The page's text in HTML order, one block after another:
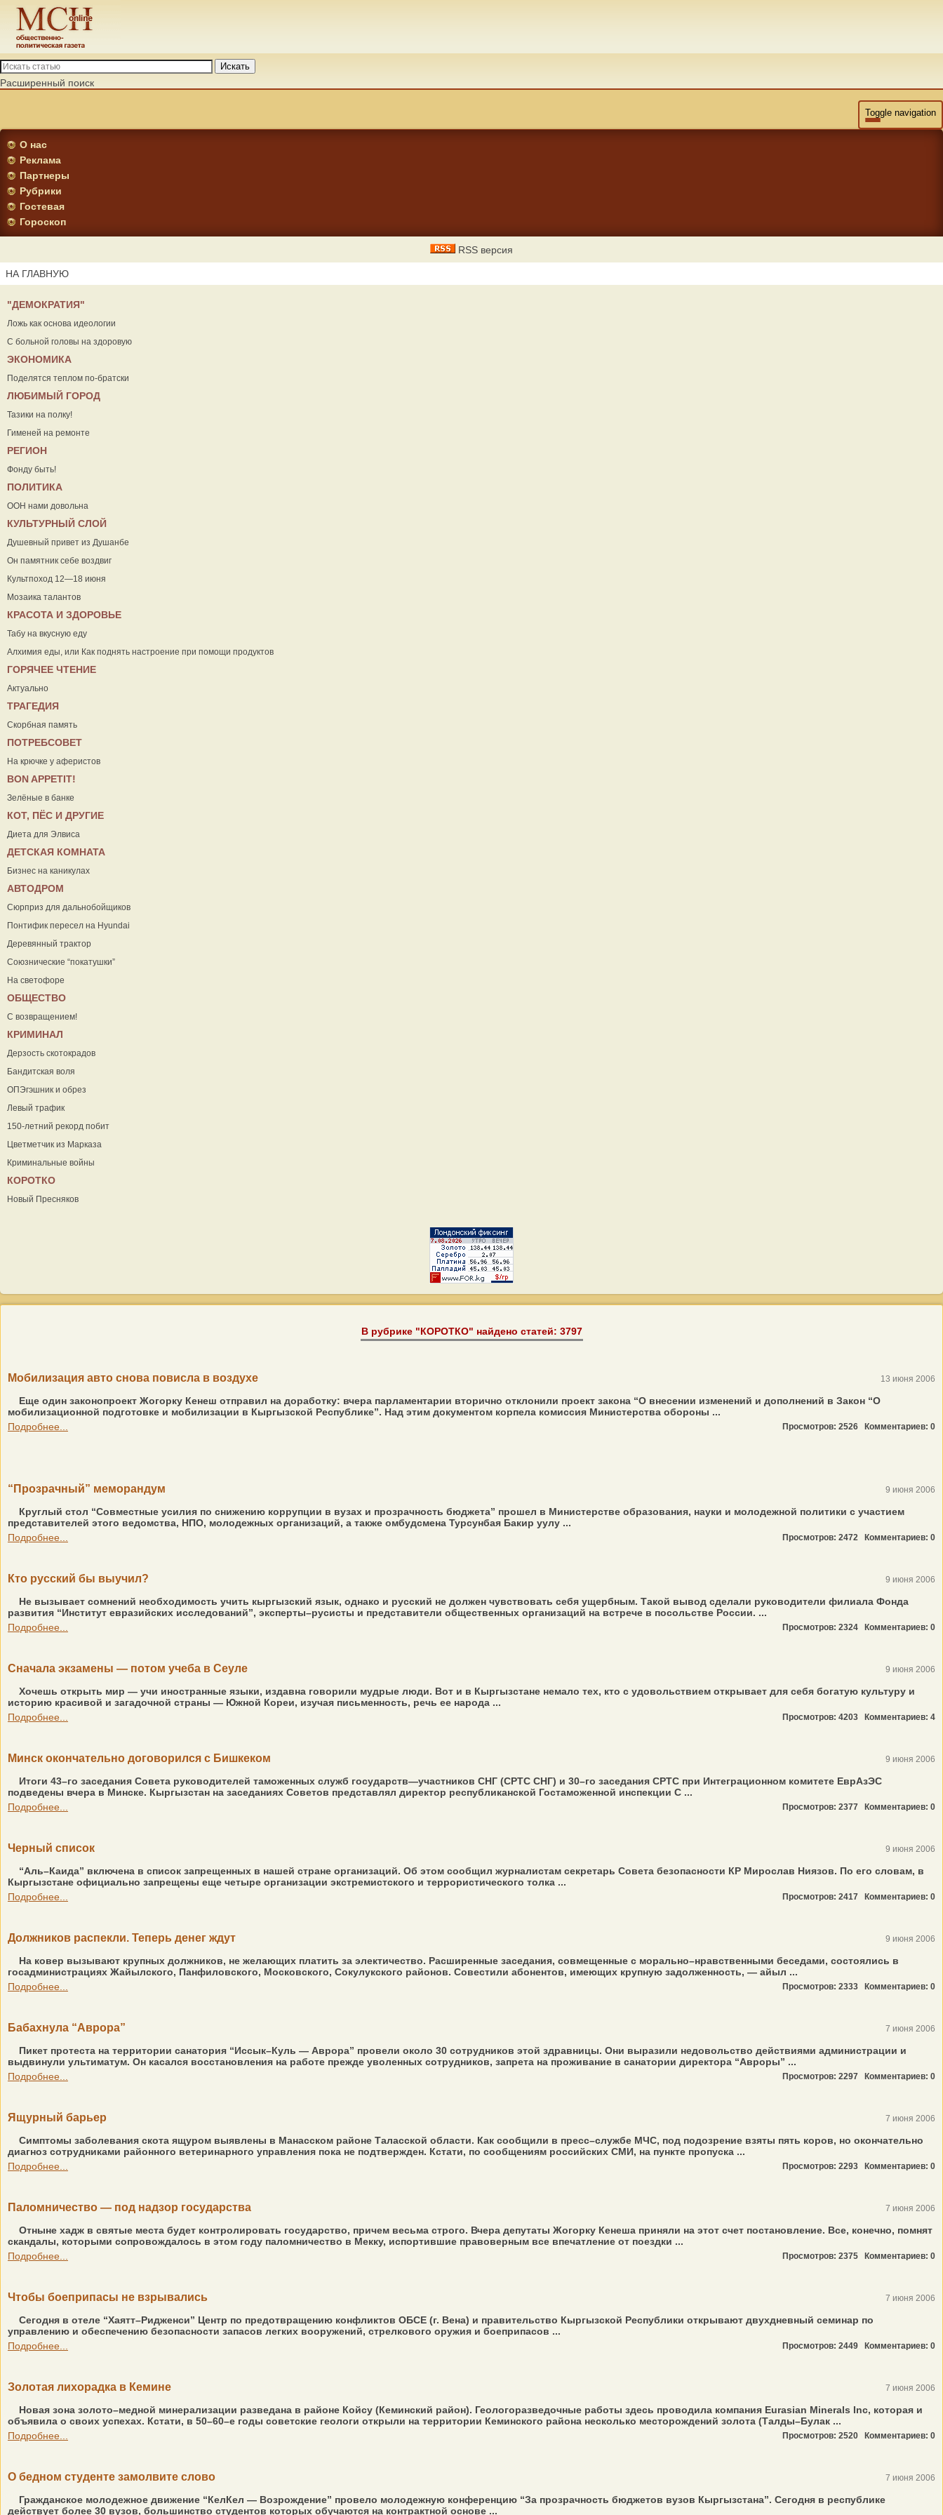
Искать
Расширенный поиск
Toggle navigation
О нас
Реклама
Партнеры
Рубрики
Гостевая
Гороскоп
RSS версия
НА ГЛАВНУЮ
"ДЕМОКРАТИЯ"
Ложь как основа идеологии
С больной головы на здоровую
ЭКОНОМИКА
Поделятся теплом по-братски
ЛЮБИМЫЙ ГОРОД
Тазики на полку!
Гименей на ремонте
РЕГИОН
Фонду быть!
ПОЛИТИКА
ООН нами довольна
КУЛЬТУРНЫЙ СЛОЙ
Душевный привет из Душанбе
Он памятник себе воздвиг
Культпоход 12—18 июня
Мозаика талантов
КРАСОТА И ЗДОРОВЬЕ
Табу на вкусную еду
Алхимия еды, или Как поднять настроение при помощи продуктов
ГОРЯЧЕЕ ЧТЕНИЕ
Актуально
ТРАГЕДИЯ
Скорбная память
ПОТРЕБСОВЕТ
На крючке у аферистов
ВON APPETIT!
Зелёные в банке
КОТ, ПЁС И ДРУГИЕ
Диета для Элвиса
ДЕТСКАЯ КОМНАТА
Бизнес на каникулах
АВТОДРОМ
Сюрприз для дальнобойщиков
Понтифик пересел на Hyundai
Деревянный трактор
Союзнические “покатушки”
На светофоре
ОБЩЕСТВО
С возвращением!
КРИМИНАЛ
Дерзость скотокрадов
Бандитская воля
ОПЭгэшник и обрез
Левый трафик
150-летний рекорд побит
Цветметчик из Марказа
Криминальные войны
КОРОТКО
Новый Пресняков
В рубрике "КОРОТКО" найдено статей: 3797
Мобилизация авто снова повисла в воздухе 13 июня 2006
Еще один законопроект Жогорку Кенеш отправил на доработку: вчера парламентарии вторично отклонили проект закона “О внесении изменений и дополнений в Закон “О
мобилизационной подготовке и мобилизации в Кыргызской Республике”. Над этим документом корпела комиссия Министерства обороны ...
Подробнее...
Просмотров: 2526 Комментариев: 0
“Прозрачный” меморандум 9 июня 2006
Круглый стол “Совместные усилия по снижению коррупции в вузах и прозрачность бюджета” прошел в Министерстве образования, науки и молодежной политики с участием
представителей этого ведомства, НПО, молодежных организаций, а также омбудсмена Турсунбая Бакир уулу ...
Подробнее...
Просмотров: 2472 Комментариев: 0
Кто русский бы выучил? 9 июня 2006
Не вызывает сомнений необходимость учить кыргызский язык, однако и русский не должен чувствовать себя ущербным. Такой вывод сделали руководители филиала Фонда
развития “Институт евразийских исследований”, эксперты–русисты и представители общественных организаций на встрече в посольстве России. ...
Подробнее...
Просмотров: 2324 Комментариев: 0
Сначала экзамены — потом учеба в Сеуле 9 июня 2006
Хочешь открыть мир — учи иностранные языки, издавна говорили мудрые люди. Вот и в Кыргызстане немало тех, кто с удовольствием открывает для себя богатую культуру и
историю красивой и загадочной страны — Южной Кореи, изучая письменность, речь ее народа ...
Подробнее...
Просмотров: 4203 Комментариев: 4
Минск окончательно договорился с Бишкеком 9 июня 2006
Итоги 43–го заседания Совета руководителей таможенных служб государств—участников СНГ (СРТС СНГ) и 30–го заседания СРТС при Интеграционном комитете ЕврАзЭС
подведены вчера в Минске. Кыргызстан на заседаниях Советов представлял директор республиканской Гостаможенной инспекции С ...
Подробнее...
Просмотров: 2377 Комментариев: 0
Черный список 9 июня 2006
“Аль–Каида” включена в список запрещенных в нашей стране организаций. Об этом сообщил журналистам секретарь Совета безопасности КР Мирослав Ниязов. По его словам, в
Кыргызстане официально запрещены еще четыре организации экстремистского и террористического толка ...
Подробнее...
Просмотров: 2417 Комментариев: 0
Должников распекли. Теперь денег ждут 9 июня 2006
На ковер вызывают крупных должников, не желающих платить за электичество. Расширенные заседания, совмещенные с морально–нравственными беседами, состоялись в
госадминистрациях Жайылского, Панфиловского, Московского, Сокулукского районов. Совестили абонентов, имеющих крупную задолженность, — айыл ...
Подробнее...
Просмотров: 2333 Комментариев: 0
Бабахнула “Аврора” 7 июня 2006
Пикет протеста на территории санатория “Иссык–Куль — Аврора” провели около 30 сотрудников этой здравницы. Они выразили недовольство действиями администрации и
выдвинули ультиматум. Он касался восстановления на работе прежде уволенных сотрудников, запрета на проживание в санатории директора “Авроры” ...
Подробнее...
Просмотров: 2297 Комментариев: 0
Ящурный барьер 7 июня 2006
Симптомы заболевания скота ящуром выявлены в Манасском районе Таласской области. Как сообщили в пресс–службе МЧС, под подозрение взяты пять коров, но окончательно
диагноз сотрудниками районного ветеринарного управления пока не подтвержден. Кстати, по сообщениям российских СМИ, на пункте пропуска ...
Подробнее...
Просмотров: 2293 Комментариев: 0
Паломничество — под надзор государства 7 июня 2006
Отныне хадж в святые места будет контролировать государство, причем весьма строго. Вчера депутаты Жогорку Кенеша приняли на этот счет постановление. Все, конечно, помнят
скандалы, которыми сопровождалось в этом году паломничество в Мекку, испортившие правоверным все впечатление от поездки ...
Подробнее...
Просмотров: 2375 Комментариев: 0
Чтобы боеприпасы не взрывались 7 июня 2006
Сегодня в отеле “Хаятт–Ридженси” Центр по предотвращению конфликтов ОБСЕ (г. Вена) и правительство Кыргызской Республики открывают двухдневный семинар по
управлению и обеспечению безопасности запасов легких вооружений, стрелкового оружия и боеприпасов ...
Подробнее...
Просмотров: 2449 Комментариев: 0
Золотая лихорадка в Кемине 7 июня 2006
Новая зона золото–медной минерализации разведана в районе Койсу (Кеминский район). Геологоразведочные работы здесь проводила компания Eurasian Minerals Inc, которая и
объявила о своих успехах. Кстати, в 50–60–е годы советские геологи открыли на территории Кеминского района несколько месторождений золота (Талды–Булак ...
Подробнее...
Просмотров: 2520 Комментариев: 0
О бедном студенте замолвите слово 7 июня 2006
Гражданское молодежное движение “КелКел — Возрождение” провело молодежную конференцию “За прозрачность бюджетов вузов Кыргызстана”. Сегодня в республике
действует более 30 вузов, большинство студентов которых обучаются на контрактной основе ...